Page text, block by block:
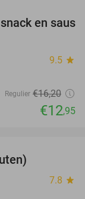
20%
en saus
9.5 star
Regulier €16,20
€12,95
7.8 star